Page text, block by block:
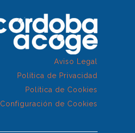
Aviso Legal
Política de Privacidad
Política de Cookies
Configuración de Cookies